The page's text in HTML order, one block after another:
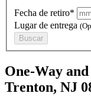
Fecha de retiro*
Lugar de entrega
Buscar
One-Way
Trenton, NJ